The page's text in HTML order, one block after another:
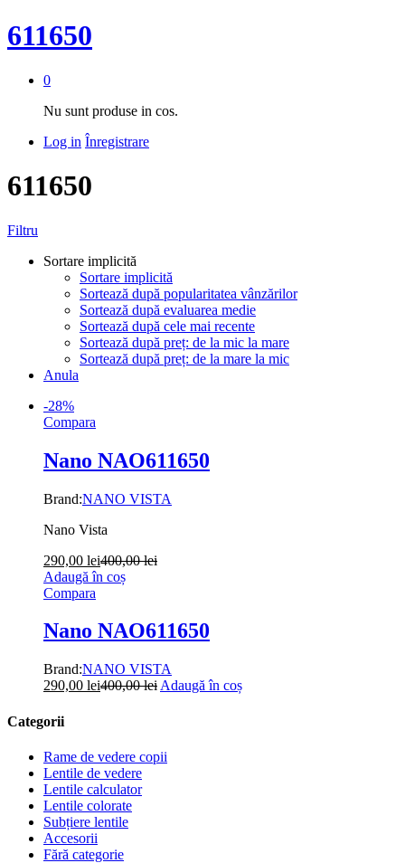
611650
0
Nu sunt produse in cos.
Log in Înregistrare
611650
Filtru
Sortare implicită
Sortare implicită
Sortează după popularitatea vânzărilor
Sortează după evaluarea medie
Sortează după cele mai recente
Sortează după preț: de la mic la mare
Sortează după preț: de la mare la mic
Anula
-28%
Compara
Nano NAO611650
Brand:NANO VISTA
Nano Vista
290,00 lei400,00lei
Adaugă în coș
Compara
Nano NAO611650
Brand:NANO VISTA
290,00 lei400,00lei Adaugă în coș
Categorii
Rame de vedere copii
Lentile de vedere
Lentile calculator
Lentile colorate
Subțiere lentile
Accesorii
Fără categorie